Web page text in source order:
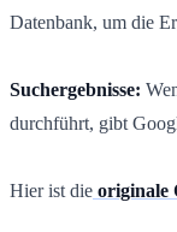
Datenbank, um die
Suchergebnisse:
durchführt, gibt
Hier ist die originale